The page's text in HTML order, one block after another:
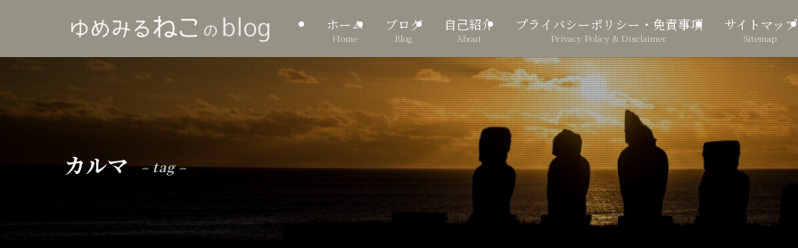
ホーム
Home
ブログ
Blog
自己紹介
About
プライバシーポリシー・免責事項
Privacy Policy & Disclaimer
サイトマップ
Sitemap
カルマ – tag –